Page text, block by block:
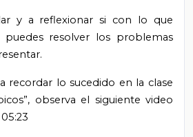
y a reflexionar si con lo que
resolver los problemas
recordar lo sucedido en la clase
observa el siguiente video